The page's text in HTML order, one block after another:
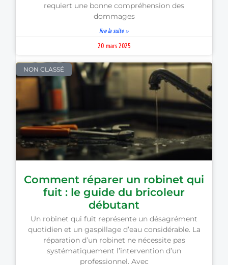
requiert une bonne compréhension des
dommages
lire la suite »
20 mars 2025
NON CLASSÉ
Comment réparer un robinet qui
fuit : le guide du bricoleur
débutant
Un robinet qui fuit représente un désagrément
quotidien et un gaspillage d’eau considérable. La
réparation d’un robinet ne nécessite pas
systématiquement l’intervention d’un
professionnel. Avec